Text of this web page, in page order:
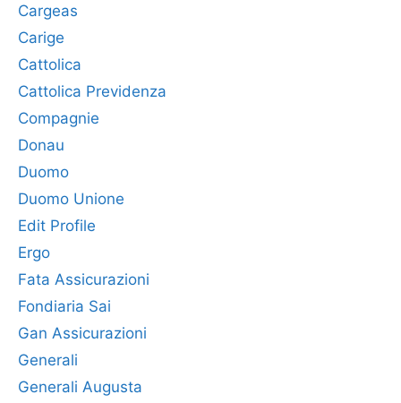
Cargeas
Carige
Cattolica
Cattolica Previdenza
Compagnie
Donau
Duomo
Duomo Unione
Edit Profile
Ergo
Fata Assicurazioni
Fondiaria Sai
Gan Assicurazioni
Generali
Generali Augusta